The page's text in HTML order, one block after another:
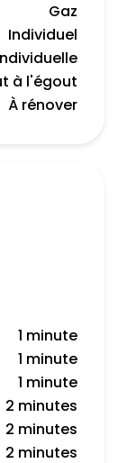
Gaz
Individuel
à l'égout
À rénover
1 minute
1 minute
1 minute
2 minutes
2 minutes
2 minutes